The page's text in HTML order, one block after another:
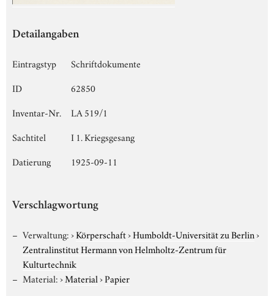
Detailangaben
Eintragstyp
Schriftdokumente
ID
62850
Inventar-Nr.
LA 519/1
Sachtitel
I 1. Kriegsgesang
Datierung
1925-09-11
Verschlagwortung
Verwaltung:›Körperschaft›Humboldt-Universität zu Berlin›
Zentralinstitut Hermann von Helmholtz-Zentrum für
Kulturtechnik
Material:›Material›Papier